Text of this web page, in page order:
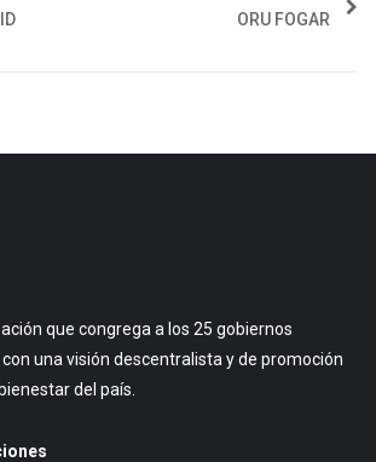
ORU FOGAR
que congrega a los 25 gobiernos
una visión descentralista y de promoción
del país.